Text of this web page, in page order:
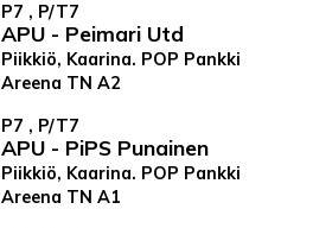
P7 , P/T7
APU - Peimari Utd
Piikkiö, Kaarina. POP Pankki
Areena TN A2
P7 , P/T7
APU - PiPS Punainen
Piikkiö, Kaarina. POP Pankki
Areena TN A1